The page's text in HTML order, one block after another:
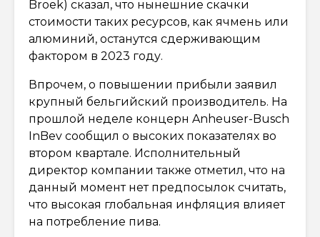
Broek) сказал, что нынешние скачки
стоимости таких ресурсов, как ячмень или
алюминий, останутся сдерживающим
фактором в 2023 году.
Впрочем, о повышении прибыли заявил
крупный бельгийский производитель. На
прошлой неделе концерн Anheuser-Busch
InBev сообщил о высоких показателях во
втором квартале. Исполнительный
директор компании также отметил, что на
данный момент нет предпосылок считать,
что высокая глобальная инфляция влияет
на потребление пива.